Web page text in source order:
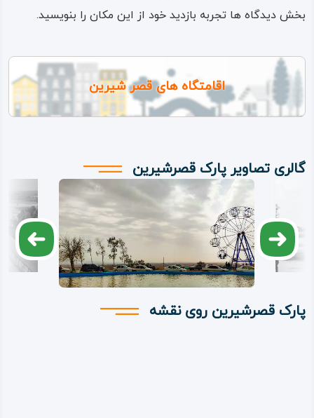
بخش دیدگاه ها تجربه بازدید خود از این مکان را بنویسید.
اقامتگاه های قصر شیرین
گالری تصاویر پارک قصرشیرین
پارک قصرشیرین روی نقشه